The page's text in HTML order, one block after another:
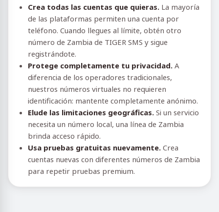
Crea todas las cuentas que quieras. La mayoría
de las plataformas permiten una cuenta por
teléfono. Cuando llegues al límite, obtén otro
número de Zambia de TIGER SMS y sigue
registrándote.
Protege completamente tu privacidad. A
diferencia de los operadores tradicionales,
nuestros números virtuales no requieren
identificación: mantente completamente anónimo.
Elude las limitaciones geográficas. Si un servicio
necesita un número local, una línea de Zambia
brinda acceso rápido.
Usa pruebas gratuitas nuevamente. Crea
cuentas nuevas con diferentes números de Zambia
para repetir pruebas premium.